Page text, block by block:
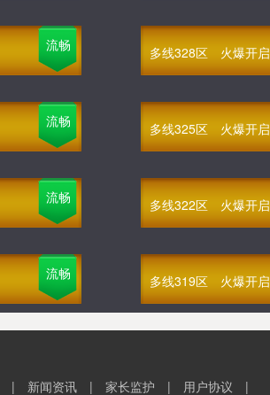
流畅 多线328区 火爆开启
流畅 多线325区 火爆开启
流畅 多线322区 火爆开启
流畅 多线319区 火爆开启
| 新闻资讯 | 家长监护 | 用户协议 |